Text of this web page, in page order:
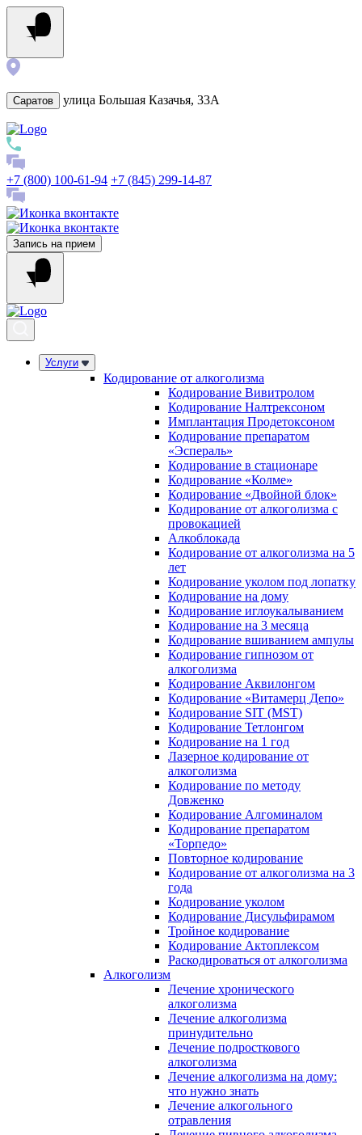
Саратов улица Большая Казачья, 33А
+7 (800) 100-61-94 +7 (845) 299-14-87
Запись на прием
Услуги
Кодирование от алкоголизма
Кодирование Вивитролом
Кодирование Налтрексоном
Имплантация Продетоксоном
Кодирование препаратом
«Эспераль»
Кодирование в стационаре
Кодирование «Колме»
Кодирование «Двойной блок»
Кодирование от алкоголизма с
провокацией
Алкоблокада
Кодирование от алкоголизма на 5
лет
Кодирование уколом под лопатку
Кодирование на дому
Кодирование иглоукалыванием
Кодирование на 3 месяца
Кодирование вшиванием ампулы
Кодирование гипнозом от
алкоголизма
Кодирование Аквилонгом
Кодирование «Витамерц Депо»
Кодирование SIT (MST)
Кодирование Тетлонгом
Кодирование на 1 год
Лазерное кодирование от
алкоголизма
Кодирование по методу
Довженко
Кодирование Алгоминалом
Кодирование препаратом
«Торпедо»
Повторное кодирование
Кодирование от алкоголизма на 3
года
Кодирование уколом
Кодирование Дисульфирамом
Тройное кодирование
Кодирование Актоплексом
Раскодироваться от алкоголизма
Алкоголизм
Лечение хронического
алкоголизма
Лечение алкоголизма
принудительно
Лечение подросткового
алкоголизма
Лечение алкоголизма на дому:
что нужно знать
Лечение алкогольного
отравления